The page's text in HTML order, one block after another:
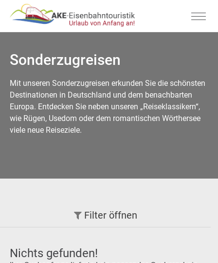
Sonderzugreisen
Mit unseren Sonderzugreisen erkunden Sie die schönsten
Destinationen in Deutschland und dem benachbarten
Europa. Entdecken Sie neben unseren „Reiseklassikern“,
wie Rügen, Usedom oder dem romantischen Wörthersee
viele neue Reiseziele.
Filter öffnen
Nichts gefunden!